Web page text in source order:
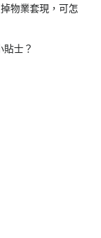
物業套現，可怎
貼士？